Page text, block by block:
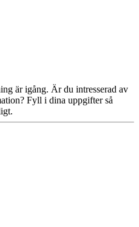
är igång. Är du intresserad av
Fyll i dina uppgifter så